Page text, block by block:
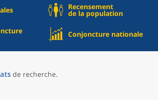
Recensement
de la population
Conjoncture nationale
de recherche.